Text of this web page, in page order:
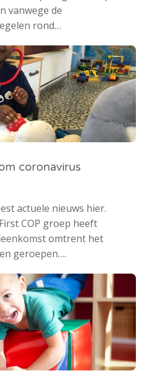
vanwege de
rond…
coronavirus
actuele nieuws hier.
COP groep heeft
omtrent het
geroepen….